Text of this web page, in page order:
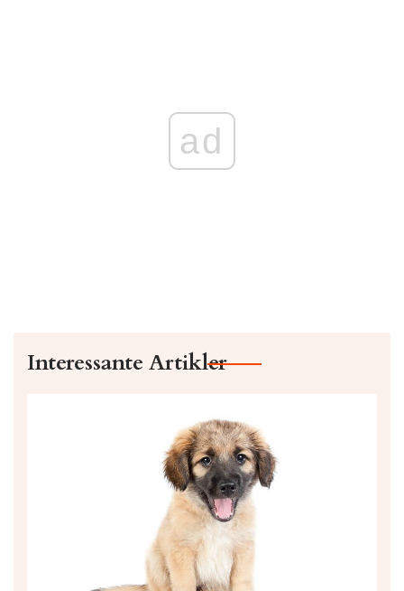
ad
Interessante Artikler